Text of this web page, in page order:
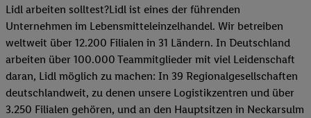
Lidl arbeiten solltest?Lidl ist eines der führenden
Unternehmen im Lebensmitteleinzelhandel. Wir betreiben
weltweit über 12.200 Filialen in 31 Ländern. In Deutschland
arbeiten über 100.000 Teammitglieder mit viel Leidenschaft
daran, Lidl möglich zu machen: In 39 Regionalgesellschaften
deutschlandweit, zu denen unsere Logistikzentren und über
3.250 Filialen gehören, und an den Hauptsitzen in Neckarsulm